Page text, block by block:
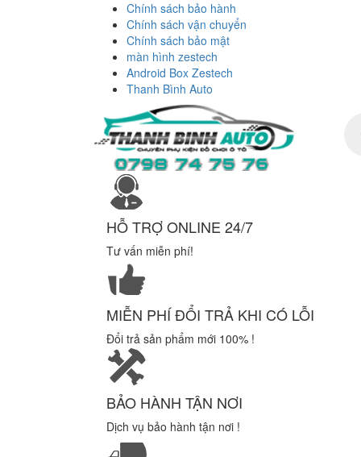
Chính sách bảo hành
Chính sách vận chuyển
Chính sách bảo mật
màn hình zestech
Android Box Zestech
Thanh Bình Auto
HỖ TRỢ ONLINE 24/7
Tư vấn miễn phí!
MIỄN PHÍ ĐỔI TRẢ KHI CÓ LỖI
Đổi trả sản phẩm mới 100% !
BẢO HÀNH TẬN NƠI
Dịch vụ bảo hành tận nơi !